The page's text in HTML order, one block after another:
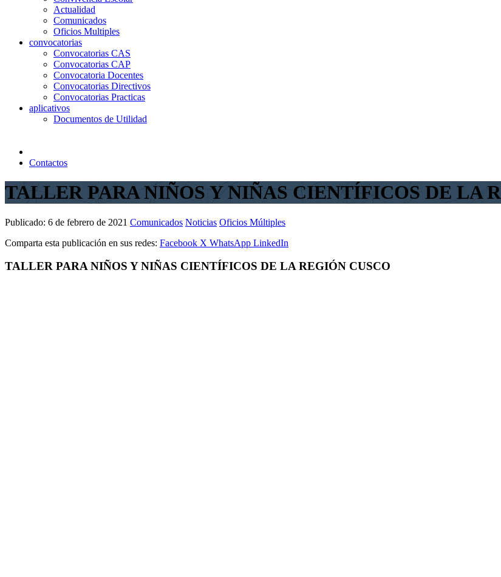
Actualidad
Comunicados
Oficios Multiples
convocatorias
Convocatorias CAS
Convocatorias CAP
Convocatoria Docentes
Convocatorias Directivos
Convocatorias Practicas
aplicativos
Documentos de Utilidad
Contactos
TALLER PARA NIÑOS Y NIÑAS CIENTÍFICOS DE LA
Publicado: 6 de febrero de 2021 Comunicados Noticias Oficios Múltiples
Comparta esta publicación en sus redes: Facebook X WhatsApp LinkedIn
TALLER PARA NIÑOS Y NIÑAS CIENTÍFICOS DE LA REGIÓN CUSCO